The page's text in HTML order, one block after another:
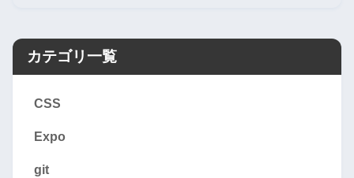
カテゴリ一覧
CSS
Expo
git